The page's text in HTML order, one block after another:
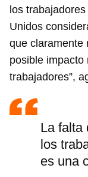
los
Unidos
que claramente
posible impacto
trabajadores”,
La falta
los
es una